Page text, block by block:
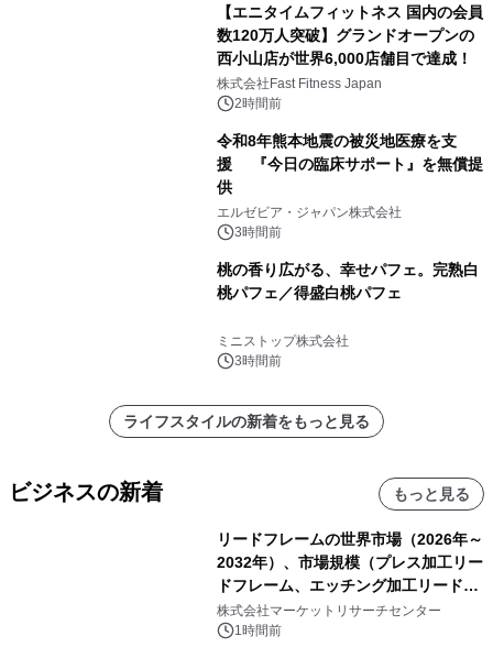
【エニタイムフィットネス 国内の会員
数120万人突破】グランドオープンの
西小山店が世界6,000店舗目で達成！
株式会社Fast Fitness Japan
2時間前
令和8年熊本地震の被災地医療を支
援 『今日の臨床サポート』を無償提
供
エルゼビア・ジャパン株式会社
3時間前
桃の香り広がる、幸せパフェ。完熟白
桃パフェ／得盛白桃パフェ
ミニストップ株式会社
3時間前
ライフスタイルの新着をもっと見る
ビジネスの新着 もっと見る
リードフレームの世界市場（2026年～
2032年）、市場規模（プレス加工リー
ドフレーム、エッチング加工リードフ
レーム）・分析レポートを発表
株式会社マーケットリサーチセンター
1時間前